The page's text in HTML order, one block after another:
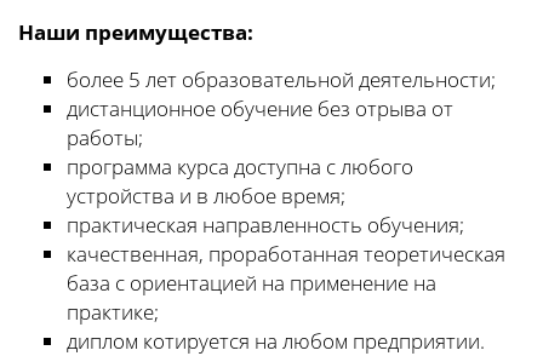
Наши преимущества:
более 5 лет образовательной деятельности;
дистанционное обучение без отрыва от
работы;
программа курса доступна с любого
устройства и в любое время;
практическая направленность обучения;
качественная, проработанная теоретическая
база с ориентацией на применение на
практике;
диплом котируется на любом предприятии.